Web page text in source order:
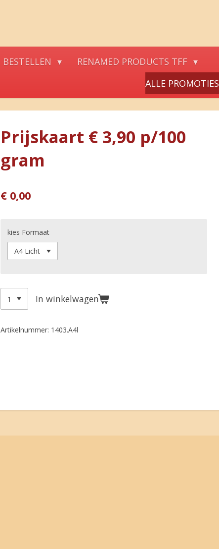
BESTELLEN
RENAMED PRODUCTS TFF
ALLE PROMOTIES
Prijskaart € 3,90 p/100
gram
€ 0,00
kies Formaat
In winkelwagen
Artikelnummer: 1403.A4l